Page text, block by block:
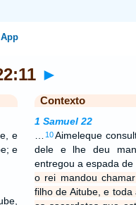
►
e
e
Contexto
1 Samuel 22
10Aimeleque
dele e lhe deu
entregou a espada de
o rei mandou
filho de Aitube, e toda